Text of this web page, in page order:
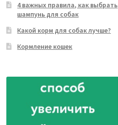
4 важных правила, как выбрать
шампунь для собак
Какой корм для собак лучше?
Кормление кошек